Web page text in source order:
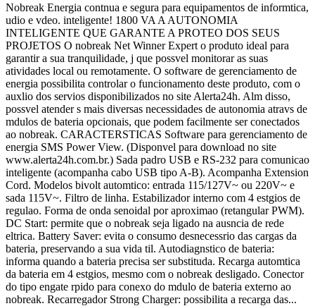
Nobreak Energia contnua e segura para equipamentos de informtica,
udio e vdeo. inteligente! 1800 VA A AUTONOMIA
INTELIGENTE QUE GARANTE A PROTEO DOS SEUS
PROJETOS O nobreak Net Winner Expert o produto ideal para
garantir a sua tranquilidade, j que possvel monitorar as suas
atividades local ou remotamente. O software de gerenciamento de
energia possibilita controlar o funcionamento deste produto, com o
auxlio dos servios disponibilizados no site Alerta24h. Alm disso,
possvel atender s mais diversas necessidades de autonomia atravs de
mdulos de bateria opcionais, que podem facilmente ser conectados
ao nobreak. CARACTERSTICAS Software para gerenciamento de
energia SMS Power View. (Disponvel para download no site
www.alerta24h.com.br.) Sada padro USB e RS-232 para comunicao
inteligente (acompanha cabo USB tipo A-B). Acompanha Extension
Cord. Modelos bivolt automtico: entrada 115/127V~ ou 220V~ e
sada 115V~. Filtro de linha. Estabilizador interno com 4 estgios de
regulao. Forma de onda senoidal por aproximao (retangular PWM).
DC Start: permite que o nobreak seja ligado na ausncia de rede
eltrica. Battery Saver: evita o consumo desnecessrio das cargas da
bateria, preservando a sua vida til. Autodiagnstico de bateria:
informa quando a bateria precisa ser substituda. Recarga automtica
da bateria em 4 estgios, mesmo com o nobreak desligado. Conector
do tipo engate rpido para conexo do mdulo de bateria externo ao
nobreak. Recarregador Strong Charger: possibilita a recarga das...